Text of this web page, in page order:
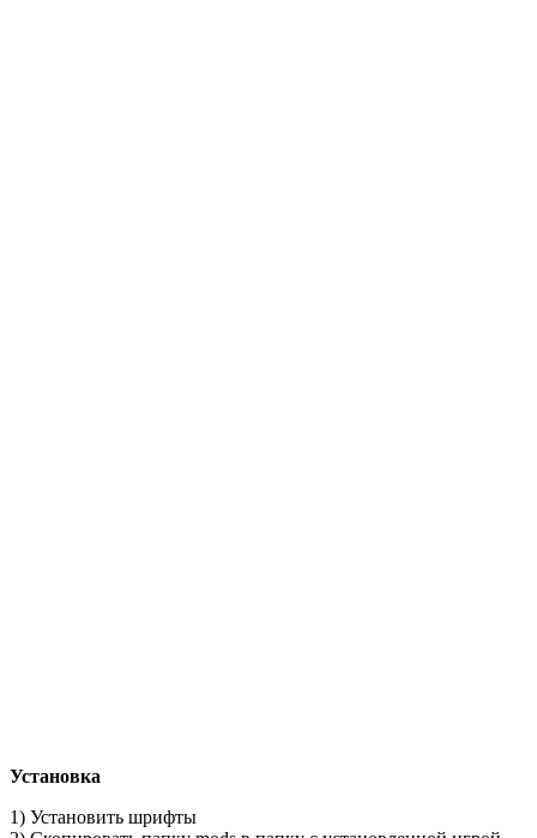
Установка
1) Установить шрифты